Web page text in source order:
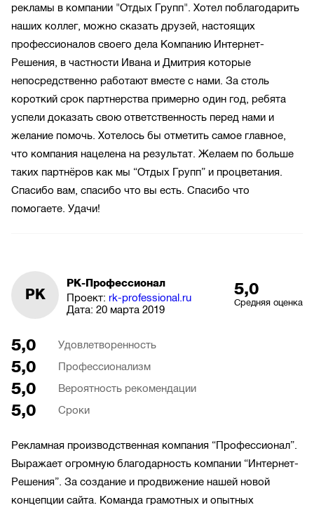
рекламы в компании "Отдых Групп". Хотел поблагодарить
наших коллег, можно сказать друзей, настоящих
профессионалов своего дела Компанию Интернет-
Решения, в частности Ивана и Дмитрия которые
непосредственно работают вместе с нами. За столь
короткий срок партнерства примерно один год, ребята
успели доказать свою ответственность перед нами и
желание помочь. Хотелось бы отметить самое главное,
что компания нацелена на результат. Желаем по больше
таких партнёров как мы “Отдых Групп” и процветания.
Спасибо вам, спасибо что вы есть. Спасибо что
помогаете. Удачи!
РК
РК-Профессионал
Проект: rk-professional.ru
Дата: 20 марта 2019
5,0
Средняя оценка
5,0 Удовлетворенность
5,0 Профессионализм
5,0 Вероятность рекомендации
5,0 Сроки
Рекламная производственная компания “Профессионал”.
Выражает огромную благодарность компании “Интернет-
Решения”. За создание и продвижение нашей новой
концепции сайта. Команда грамотных и опытных